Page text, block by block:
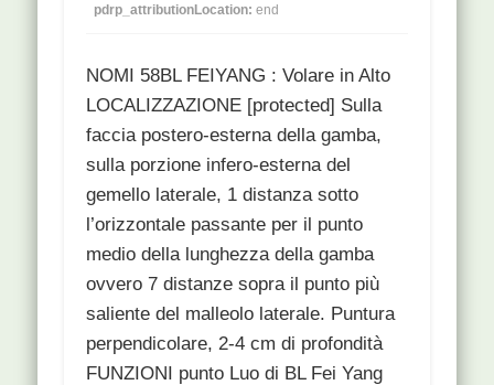
pdrp_attributionLocation: end
NOMI 58BL FEIYANG : Volare in Alto
LOCALIZZAZIONE [protected] Sulla
faccia postero-esterna della gamba,
sulla porzione infero-esterna del
gemello laterale, 1 distanza sotto
l’orizzontale passante per il punto
medio della lunghezza della gamba
ovvero 7 distanze sopra il punto più
saliente del malleolo laterale. Puntura
perpendicolare, 2-4 cm di profondità
FUNZIONI punto Luo di BL Fei Yang